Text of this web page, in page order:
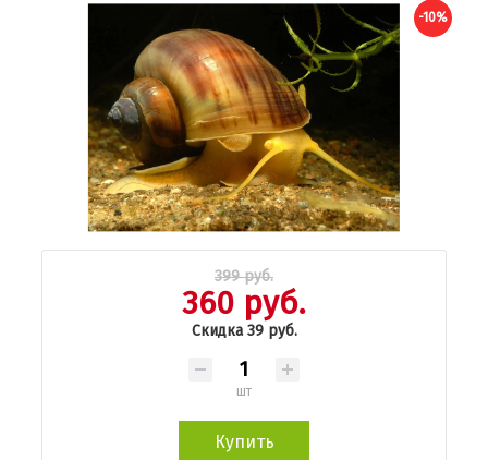
-10%
399 руб.
360 руб.
Скидка 39 руб.
шт
Купить